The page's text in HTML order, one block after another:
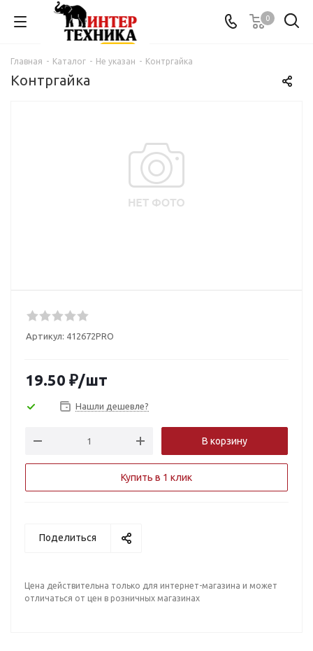
0
Главная - Каталог - Не указан - Контргайка
Контргайка
Артикул: 412672PRO
19.50 ₽/шт
Нашли дешевле?
В корзину
Купить в 1 клик
Поделиться
Цена действительна только для интернет-магазина и может
отличаться от цен в розничных магазинах